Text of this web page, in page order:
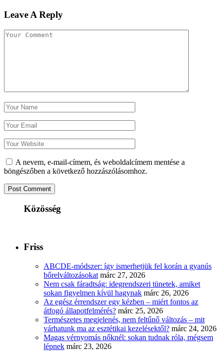
Leave A Reply
A nevem, e-mail-címem, és weboldalcímem mentése a
böngészőben a következő hozzászólásomhoz.
Közösség
Friss
ABCDE‑módszer: így ismerhetjük fel korán a gyanús
bőrelváltozásokat márc 27, 2026
Nem csak fáradtság: idegrendszeri tünetek, amiket
sokan figyelmen kívül hagynak márc 26, 2026
Az egész érrendszer egy kézben – miért fontos az
átfogó állapotfelmérés? márc 25, 2026
Természetes megjelenés, nem feltűnő változás – mit
várhatunk ma az esztétikai kezelésektől? márc 24, 2026
Magas vérnyomás nőknél: sokan tudnak róla, mégsem
lépnek márc 23, 2026